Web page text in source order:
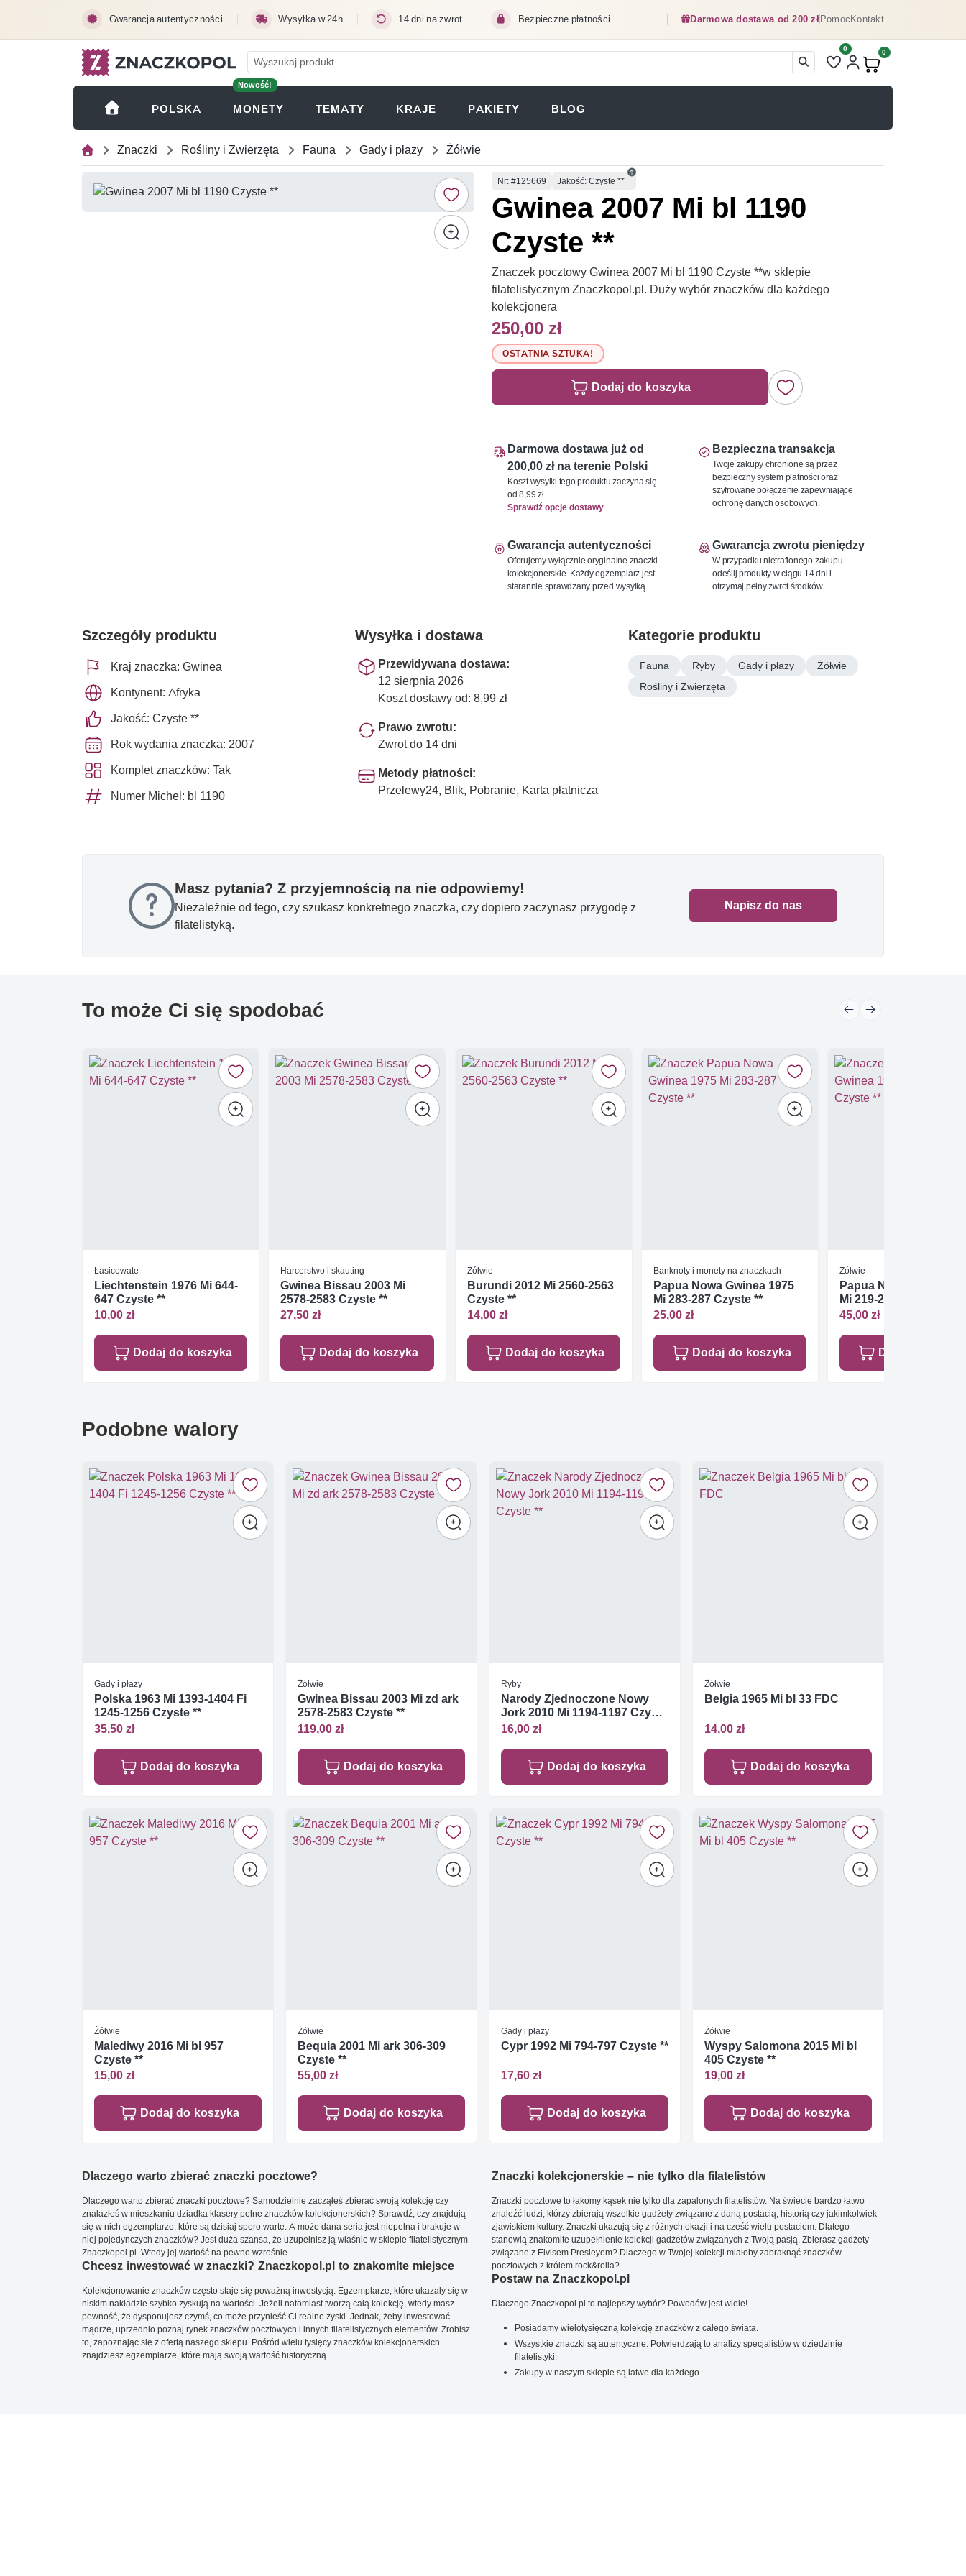
Gwarancja autentyczności Wysyłka w 24h 14 dni na zwrot Bezpieczne płatności Darmowa dostawa od 200 złPomocKontakt
Liczba pozycji na liście
0
Produkty w koszyku:
0
POLSKA
Nowość!
MONETY (OTWIERA SIĘ W NOWEJ KARCIE)
TEMATY KRAJE PAKIETY BLOG
Znaczki Rośliny i Zwierzęta Fauna Gady i płazy Żółwie
Numer
Nr: #125669 Jakość: Czyste **
Gwinea 2007 Mi bl 1190
Czyste **
Znaczek pocztowy Gwinea 2007 Mi bl 1190 Czyste **w sklepie
filatelistycznym Znaczkopol.pl. Duży wybór znaczków dla każdego
kolekcjonera
250,00 zł
OSTATNIA SZTUKA!
Dodaj do koszyka
Darmowa dostawa już od
200,00 zł na terenie Polski
Koszt wysyłki tego produktu zaczyna się
od 8,99 zł
Sprawdź opcje dostawy
Bezpieczna transakcja
Twoje zakupy chronione są przez
bezpieczny system płatności oraz
szyfrowane połączenie zapewniające
ochronę danych osobowych.
Gwarancja autentyczności
Oferujemy wyłącznie oryginalne znaczki
kolekcjonerskie. Każdy egzemplarz jest
starannie sprawdzany przed wysyłką.
Gwarancja zwrotu pieniędzy
W przypadku nietrafionego zakupu
odeślij produkty w ciągu 14 dni i
otrzymaj pełny zwrot środków.
Szczegóły produktu
Kraj znaczka: Gwinea
Kontynent: Afryka
Jakość: Czyste **
Rok wydania znaczka: 2007
Komplet znaczków: Tak
Numer Michel: bl 1190
Wysyłka i dostawa
Przewidywana dostawa:
12 sierpnia 2026
Koszt dostawy od: 8,99 zł
Prawo zwrotu:
Zwrot do 14 dni
Metody płatności:
Przelewy24, Blik, Pobranie, Karta płatnicza
Kategorie produktu
Fauna Ryby Gady i płazy
Żółwie
Rośliny i Zwierzęta
Masz pytania? Z przyjemnością na nie odpowiemy!
Niezależnie od tego, czy szukasz konkretnego znaczka, czy dopiero zaczynasz przygodę z
filatelistyką.
Napisz do nas
To może Ci się spodobać
Łasicowate
Liechtenstein 1976 Mi 644-
647 Czyste **
10,00 zł
Dodaj do koszyka
Harcerstwo i skauting
Gwinea Bissau 2003 Mi
2578-2583 Czyste **
27,50 zł
Dodaj do koszyka
Żółwie
Burundi 2012 Mi 2560-2563
Czyste **
14,00 zł
Dodaj do koszyka
Banknoty i monety na znaczkach
Papua Nowa Gwinea 1975
Mi 283-287 Czyste **
25,00 zł
Dodaj do koszyka
Żółwie
Papua Nowa Gwinea
Mi 219-222 Czyste **
45,00 zł
Dodaj do
Podobne walory
Gady i płazy
Polska 1963 Mi 1393-1404 Fi
1245-1256 Czyste **
35,50 zł
Dodaj do koszyka
Żółwie
Gwinea Bissau 2003 Mi zd ark
2578-2583 Czyste **
119,00 zł
Dodaj do koszyka
Ryby
Narody Zjednoczone Nowy
Jork 2010 Mi 1194-1197 Czyste
**
16,00 zł
Dodaj do koszyka
Żółwie
Belgia 1965 Mi bl 33 FDC
14,00 zł
Dodaj do koszyka
Żółwie
Malediwy 2016 Mi bl 957
Czyste **
15,00 zł
Dodaj do koszyka
Żółwie
Bequia 2001 Mi ark 306-309
Czyste **
55,00 zł
Dodaj do koszyka
Gady i płazy
Cypr 1992 Mi 794-797 Czyste **
17,60 zł
Dodaj do koszyka
Żółwie
Wyspy Salomona 2015 Mi bl
405 Czyste **
19,00 zł
Dodaj do koszyka
Dlaczego warto zbierać znaczki pocztowe?
Dlaczego warto zbierać znaczki pocztowe? Samodzielnie zacząłeś zbierać swoją kolekcję czy
znalazłeś w mieszkaniu dziadka klasery pełne znaczków kolekcjonerskich? Sprawdź, czy znajdują
się w nich egzemplarze, które są dzisiaj sporo warte. A może dana seria jest niepełna i brakuje w
niej pojedynczych znaczków? Jest duża szansa, że uzupełnisz ją właśnie w sklepie filatelistycznym
Znaczkopol.pl. Wtedy jej wartość na pewno wzrośnie.
Chcesz inwestować w znaczki? Znaczkopol.pl to znakomite miejsce
Kolekcjonowanie znaczków często staje się poważną inwestycją. Egzemplarze, które ukazały się w
niskim nakładzie szybko zyskują na wartości. Jeżeli natomiast tworzą całą kolekcję, wtedy masz
pewność, że dysponujesz czymś, co może przynieść Ci realne zyski. Jednak, żeby inwestować
mądrze, uprzednio poznaj rynek znaczków pocztowych i innych filatelistycznych elementów. Zrobisz
to, zapoznając się z ofertą naszego sklepu. Pośród wielu tysięcy znaczków kolekcjonerskich
znajdziesz egzemplarze, które mają swoją wartość historyczną.
Znaczki kolekcjonerskie – nie tylko dla filatelistów
Znaczki pocztowe to łakomy kąsek nie tylko dla zapalonych filatelistów. Na świecie bardzo łatwo
znaleźć ludzi, którzy zbierają wszelkie gadżety związane z daną postacią, historią czy jakimkolwiek
zjawiskiem kultury. Znaczki ukazują się z różnych okazji i na cześć wielu postaciom. Dlatego
stanowią znakomite uzupełnienie kolekcji gadżetów związanych z Twoją pasją. Zbierasz gadżety
związane z Elvisem Presleyem? Dlaczego w Twojej kolekcji miałoby zabraknąć znaczków
pocztowych z królem rock&rolla?
Postaw na Znaczkopol.pl
Dlaczego Znaczkopol.pl to najlepszy wybór? Powodów jest wiele!
Posiadamy wielotysięczną kolekcję znaczków z całego świata.
Wszystkie znaczki są autentyczne. Potwierdzają to analizy specjalistów w dziedzinie
filatelistyki.
Zakupy w naszym sklepie są łatwe dla każdego.